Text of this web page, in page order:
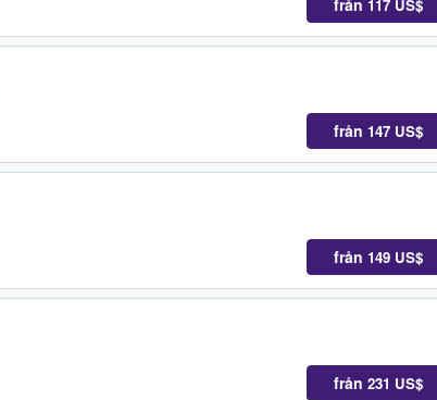
117 US$
från 147 US$
från 149 US$
från 231 US$